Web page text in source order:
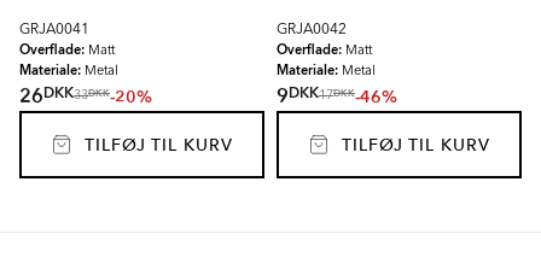
GRJA0041
Overflade: Matt
Materiale: Metal
26DKK33DKK-20%
TILFØJ TIL KURV
GRJA0042
Overflade: Matt
Materiale: Metal
9DKK17DKK-46%
TILFØJ TIL KURV